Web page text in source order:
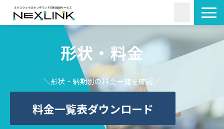
活用シーン
料金・形状
導入事例
よくあるご質問
コラム
形状・料金
＼形状・納期別の料金一覧を確認／
料金一覧表ダウンロード